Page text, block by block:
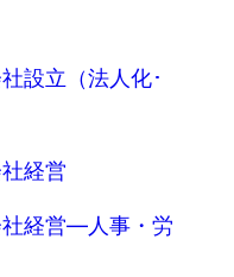
設立（法人化･
経営
経営―人事・労